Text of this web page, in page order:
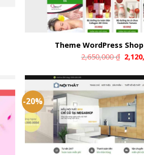
Theme WordPress
2,650,000₫
-20%